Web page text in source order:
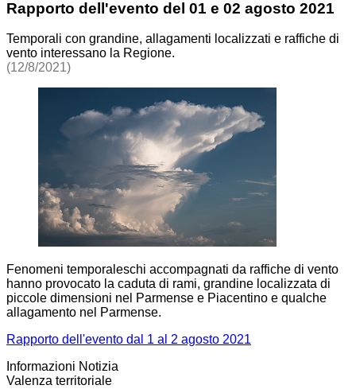
Rapporto dell'evento del 01 e 02 agosto 2021
Temporali con grandine, allagamenti localizzati e raffiche di
vento interessano la Regione.
(12/8/2021)
Fenomeni temporaleschi accompagnati da raffiche di vento
hanno provocato la caduta di rami, grandine localizzata di
piccole dimensioni nel Parmense e Piacentino e qualche
allagamento nel Parmense.
Rapporto dell'evento dal 1 al 2 agosto 2021
Informazioni Notizia
Valenza territoriale